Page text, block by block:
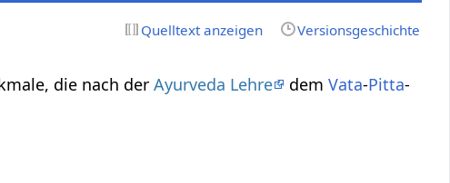
Quelltext anzeigen Versionsgeschichte
die nach derAyurveda Lehre demVata-Pitta-